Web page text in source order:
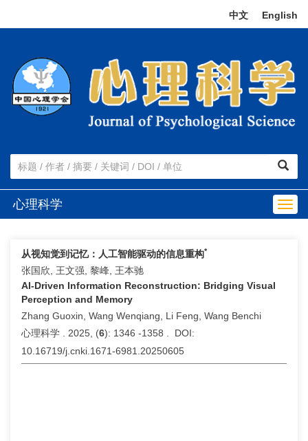
中文 English
心理科学
从视知觉到记忆：人工智能驱动的信息重构*
张国欣, 王文强, 黎峰, 王本驰
AI-Driven Information Reconstruction: Bridging Visual
Perception and Memory
Zhang Guoxin, Wang Wenqiang, Li Feng, Wang Benchi
心理科学 . 2025, (6): 1346 -1358 . DOI:
10.16719/j.cnki.1671-6981.20250605